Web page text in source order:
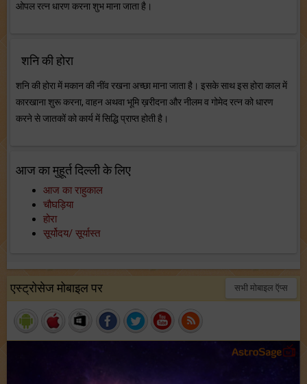
ओपल रत्न धारण करना शुभ माना जाता है।
शनि की होरा
शनि की होरा में मकान की नींव रखना अच्छा माना जाता है। इसके साथ इस होरा काल में
कारखाना शुरू करना, वाहन अथवा भूमि ख़रीदना और नीलम व गोमेद रत्न को धारण
करने से जातकों को कार्य में सिद्धि प्राप्त होती है।
आज का मुहूर्त दिल्ली के लिए
आज का राहुकाल
चौघड़िया
होरा
सूर्योदय/ सूर्यास्त
एस्ट्रोसेज मोबाइल पर सभी मोबाइल ऍप्स